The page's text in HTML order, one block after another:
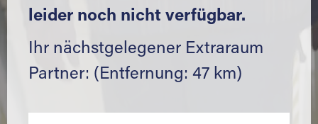
leider noch nicht verfügbar.
Ihr nächstgelegener Extraraum
Partner: (Entfernung: 47 km)